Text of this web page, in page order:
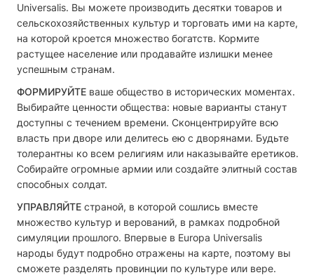
Universalis. Вы можете производить десятки товаров и
сельскохозяйственных культур и торговать ими на карте,
на которой кроется множество богатств. Кормите
растущее население или продавайте излишки менее
успешным странам.
ФОРМИРУЙТЕ ваше общество в исторических моментах.
Выбирайте ценности общества: новые варианты станут
доступны с течением времени. Сконцентрируйте всю
власть при дворе или делитесь ею с дворянами. Будьте
толерантны ко всем религиям или наказывайте еретиков.
Собирайте огромные армии или создайте элитный состав
способных солдат.
УПРАВЛЯЙТЕ страной, в которой сошлись вместе
множество культур и верований, в рамках подробной
симуляции прошлого. Впервые в Europa Universalis
народы будут подробно отражены на карте, поэтому вы
сможете разделять провинции по культуре или вере.